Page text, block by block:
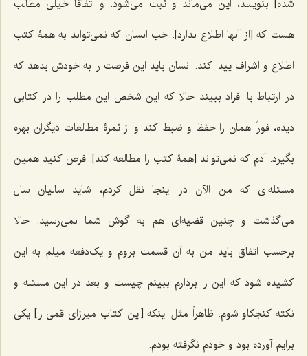
شده] بنویسد، این می‌ماند و ثبت می‌شود. و اتفاقاً خیلی مطالب
هست که [از آنها اطلاع ندارد]. خب انسان که نمی‌تواند به همۀ کتب
اطلاع و اشراف پیدا کند. انسان باید این فرصت را به خودش بدهد که
در ارتباط با افراد ببیند حالا که این شخص این مطلب را در کتابی
دیده، فوراً همان را حفظ و ضبط کند و از ثمرۀ مطالعات دیگران بهره
بگیرد. آدم که نمی‌تواند [همۀ کتب را مطالعه کند]. فرض کنید همین
مسئله‌ای که من الآن در اینجا نقل کردم، شاید سالیان سال
می‌گذشت و چنین قضیه‌ای هم به گوش شما نمی‌رسید. حالا
برحسب اتفاق باید من به آن قسمت بروم و یک‌دفعه میلم به این
کشیده شود که این را بردارم ببینم چیست و بعد در این مسئله و
نکته کنجکاو شوم. ظاهراً مثل اینکه [این کتاب میرزای قمی را] یکی
برایم آورده بود و خودم نگرفته بودم.